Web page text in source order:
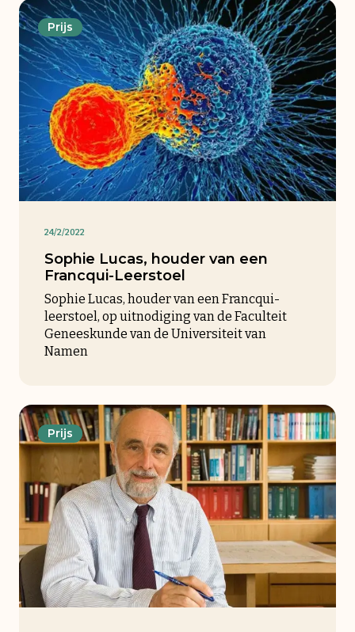
Prijs
24/2/2022
Sophie Lucas, houder van een
Francqui-Leerstoel
Sophie Lucas, houder van een Francqui-
leerstoel, op uitnodiging van de Faculteit
Geneeskunde van de Universiteit van
Namen
Prijs